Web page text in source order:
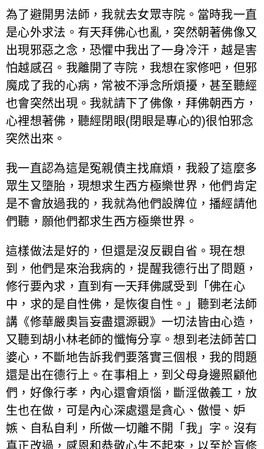
為了避開男法師，我就去女眾寺院。當時我一直
是心外求法。有天拜佛心也亂，突然朝著佛像又
出現邪惡之念，恐懼中我出了一身冷汗，越是害
怕越感召。我離開了寺院，我想在家修吧，但邪
魔成了我的心病，常被不淨念所煩擾，甚至聽經
也會突然出現。我就請下了佛像，拜佛朝西方，
心裡想著佛，聽經閉眼(閉眼是專心的)很怕邪念
突然出來。
我一直認為這是冤親債主找麻煩，我殺了這麼多
眾生又墮胎，現想求生西方極樂世界，他們肯定
是不會放過我的，我就為他們設牌位，播經請他
們聽，願他們都求生西方極樂世界。
這樣做法是好的，但還是沒反觀自省。現在想
到，他們是來治我病的，提醒我德行出了問題，
修行要內求，直到有一天拜佛感受到「佛在心
中，求的是自性佛，是恢復自性。」聽到老法師
講《修華嚴奧旨妄盡還源觀》一切法皆由心造，
又聽到胡小林老師的懺悔分享。想到老法師苦口
婆心，不斷地告訴我們要落實三個根，我的問題
還是出在德行上。在事相上，到父母身邊照顧他
們，好像行孝，內心還會煩惱，斷淫做義工，放
生也在做，可是內心深處還是貪心、傲慢、妒
嫉、自私自利，所做一切離不開「我」字。沒有
真正改過，感恩和恭敬心生不起來，以至於盲修